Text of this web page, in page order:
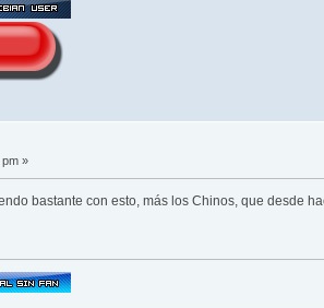
»
bastante con esto, más los Chinos, que desde